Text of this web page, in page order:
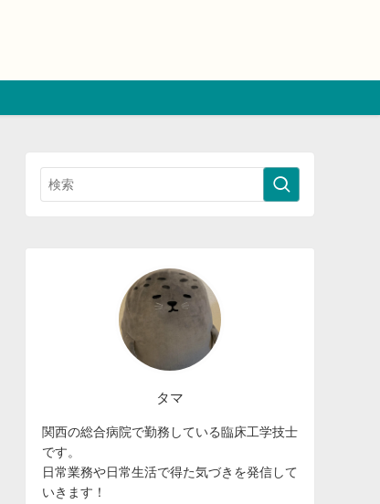
タマ
関西の総合病院で勤務している臨床工学技士
です。
日常業務や日常生活で得た気づきを発信して
いきます！